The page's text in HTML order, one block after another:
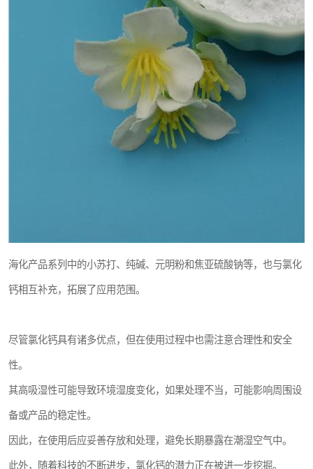
海化产品系列中的小苏打、纯碱、元明粉和焦亚硫酸钠等，也与氯化
钙相互补充，拓展了应用范围。
尽管氯化钙具有诸多优点，但在使用过程中也需注意合理性和安全
性。
其高吸湿性可能导致环境湿度变化，如果处理不当，可能影响周围设
备或产品的稳定性。
因此，在使用后应妥善存放和处理，避免长期暴露在潮湿空气中。
此外，随着科技的不断进步，氯化钙的潜力正在被进一步挖掘。